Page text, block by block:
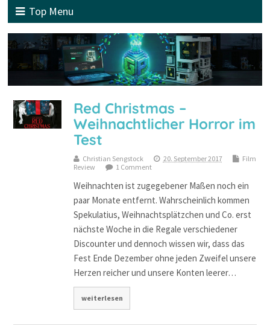
Top Menu
Red Christmas –
Weihnachtlicher Horror im
Test
Christian Sengstock 20. September 2017
Film
Review
1 Comment
Weihnachten ist zugegebener Maßen noch ein
paar Monate entfernt. Wahrscheinlich kommen
Spekulatius, Weihnachtsplätzchen und Co. erst
nächste Woche in die Regale verschiedener
Discounter und dennoch wissen wir, dass das
Fest Ende Dezember ohne jeden Zweifel unsere
Herzen reicher und unsere Konten leerer…
weiterlesen